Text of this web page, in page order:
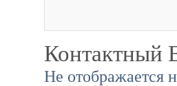
Контактный
Не отображается